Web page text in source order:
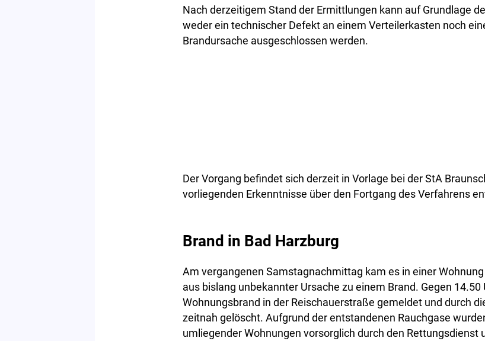
Nach derzeitigem Stand der Ermittlungen kann auf Grundlage
weder ein technischer Defekt an einem Verteilerkasten noch
Brandursache ausgeschlossen werden.
Der Vorgang befindet sich derzeit in Vorlage bei der StA
vorliegenden Erkenntnisse über den Fortgang des Verfahrens
Brand in Bad Harzburg
Am vergangenen Samstagnachmittag kam es in einer
aus bislang unbekannter Ursache zu einem Brand. Gegen 14.50
Wohnungsbrand in der Reischauerstraße gemeldet und durch
zeitnah gelöscht. Aufgrund der entstandenen Rauchgase
umliegender Wohnungen vorsorglich durch den Rettungsdienst